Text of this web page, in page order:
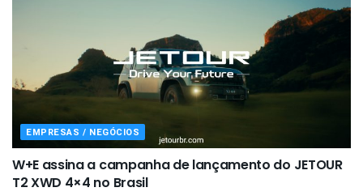
EMPRESAS / NEGÓCIOS
W+E assina a campanha de lançamento do JETOUR
T2 XWD 4×4 no Brasil